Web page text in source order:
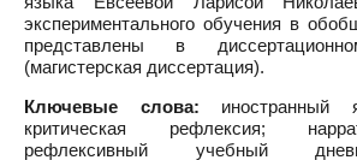
экспериментального обучения в
представлены в
(магистерская диссертация).
Ключевые слова: иностранный
критическая рефлексия;
рефлексивный учебный